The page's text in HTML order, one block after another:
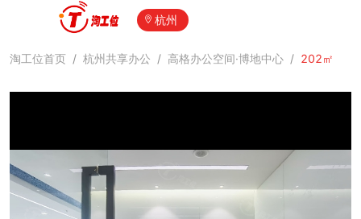
杭州
淘工位首页 / 杭州共享办公 / 高格办公空间·博地中心 / 202㎡